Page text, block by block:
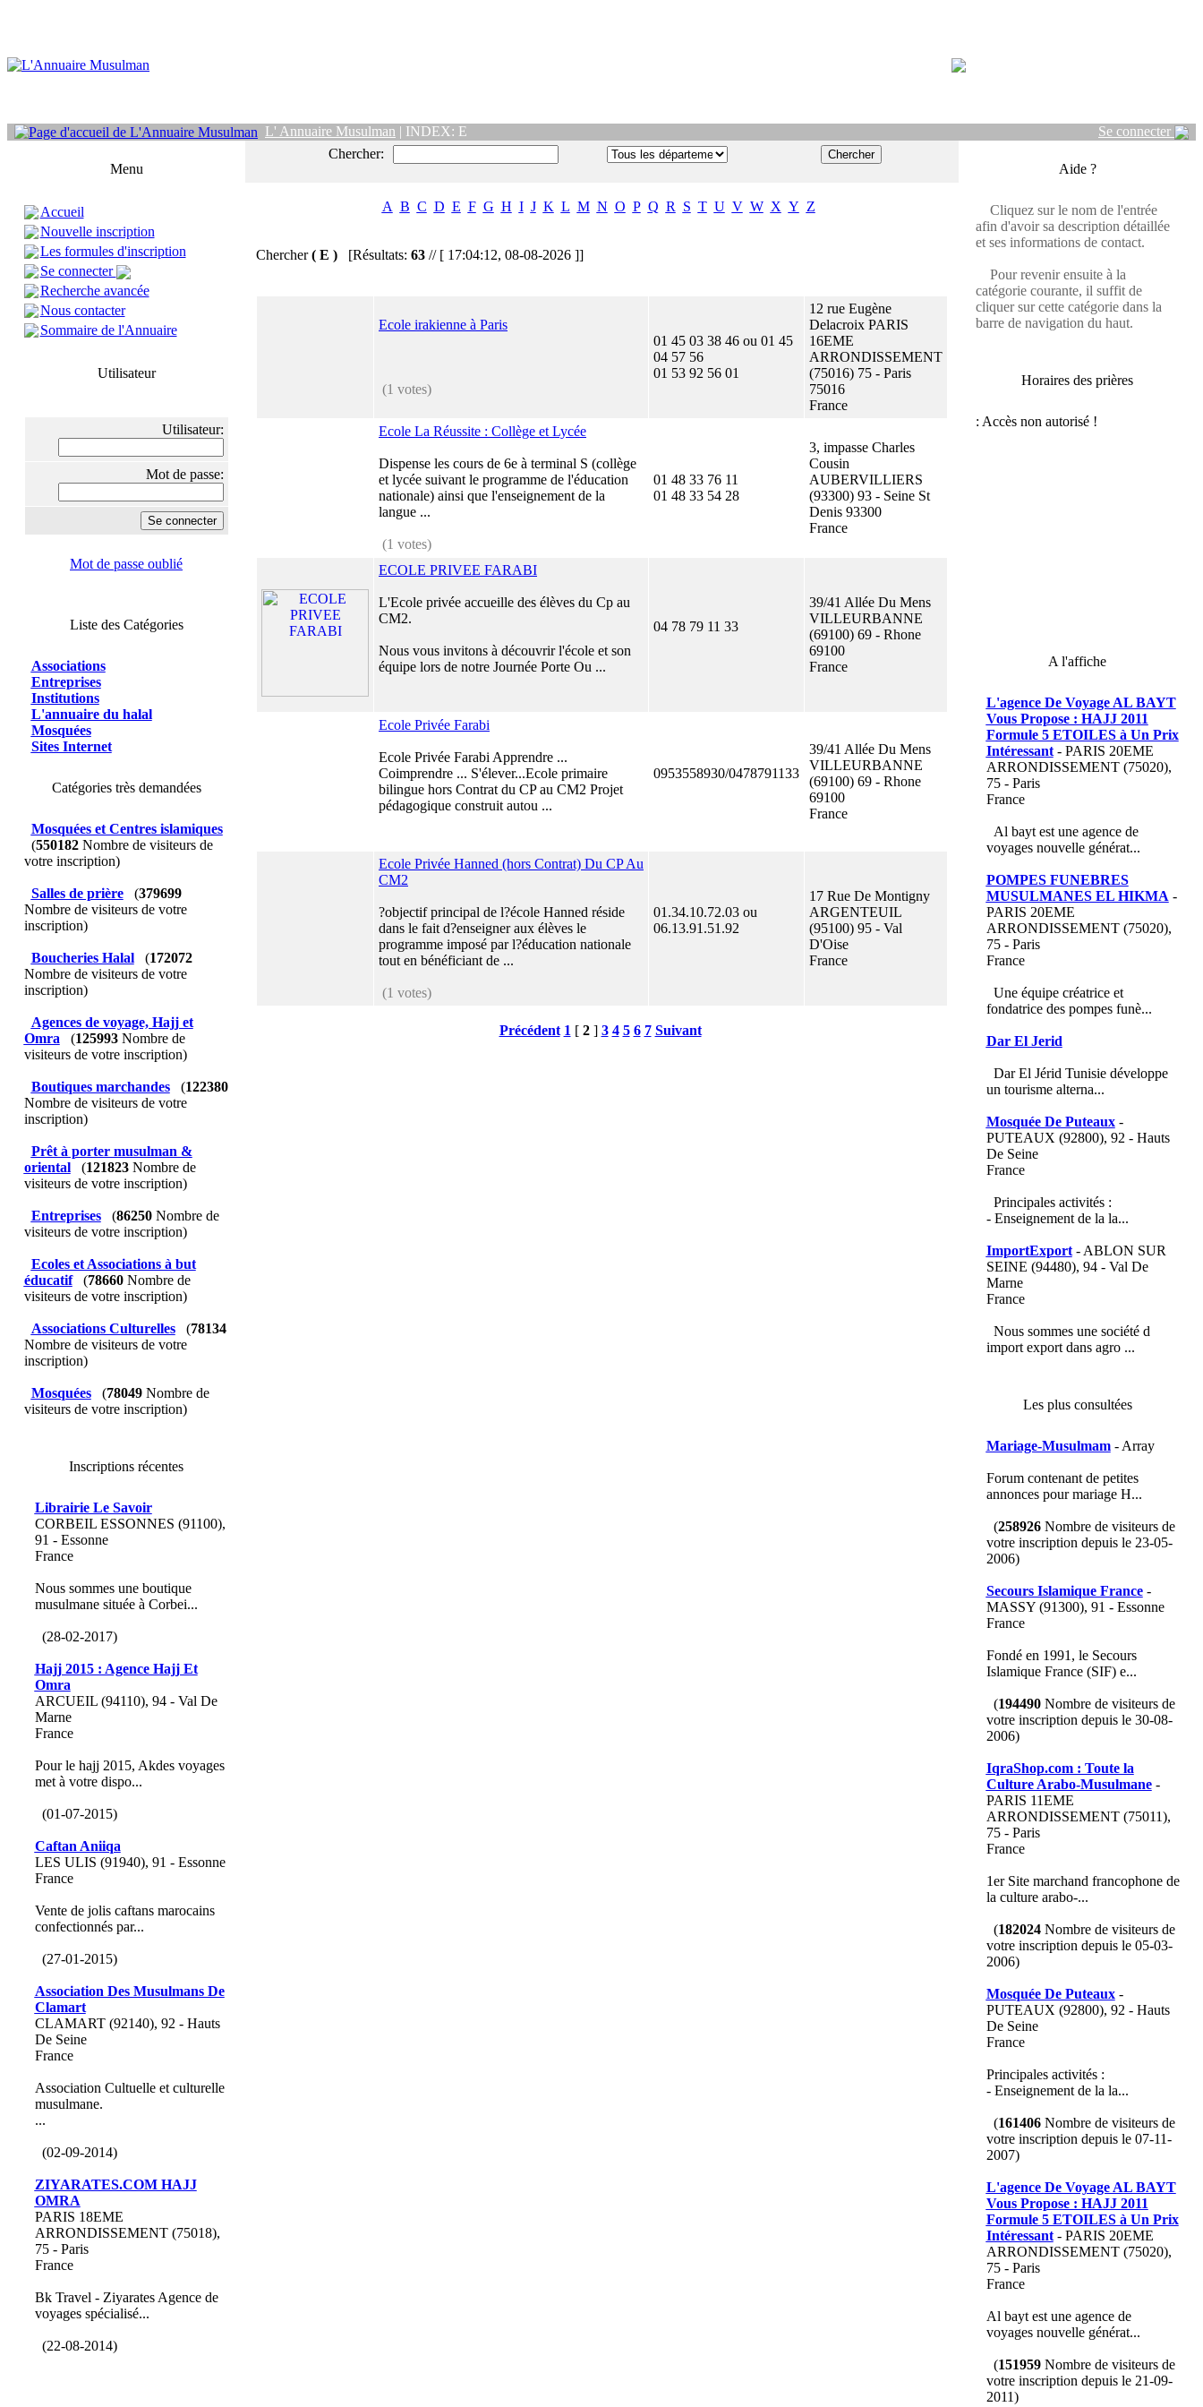
L' Annuaire Musulman | INDEX: E Se connecter
Menu
Accueil
Nouvelle inscription
Les formules d'inscription
Se connecter
Recherche avancée
Nous contacter
Sommaire de l'Annuaire
Utilisateur
Utilisateur:
Mot de passe:
Mot de passe oublié
Liste des Catégories
Associations
Entreprises
Institutions
L'annuaire du halal
Mosquées
Sites Internet
Catégories très demandées
Mosquées et Centres islamiques
(550182Nombre de visiteurs de
votre inscription)
Salles de prière (379699
Nombre de visiteurs de votre
inscription)
Boucheries Halal (172072
Nombre de visiteurs de votre
inscription)
Agences de voyage, Hajj et
Omra
(125993Nombre de
visiteurs de votre inscription)
Boutiques marchandes (122380
Nombre de visiteurs de votre
inscription)
Prêt à porter musulman &
oriental
(121823Nombre de
visiteurs de votre inscription)
Entreprises (86250Nombre de
visiteurs de votre inscription)
Ecoles et Associations à but
éducatif
(78660Nombre de
visiteurs de votre inscription)
Associations Culturelles (78134
Nombre de visiteurs de votre
inscription)
Mosquées (78049Nombre de
visiteurs de votre inscription)
Inscriptions récentes
Librairie Le Savoir
CORBEIL ESSONNES (91100),
91 - Essonne
France
Nous sommes une boutique
musulmane située à Corbei...
(28-02-2017)
Hajj 2015 : Agence Hajj Et
Omra
ARCUEIL (94110), 94 - Val De
Marne
France
Pour le hajj 2015, Akdes voyages
met à votre dispo...
(01-07-2015)
Caftan Aniiqa
LES ULIS (91940), 91 - Essonne
France
Vente de jolis caftans marocains
confectionnés par...
(27-01-2015)
Association Des Musulmans De
Clamart
CLAMART (92140), 92 - Hauts
De Seine
France
Association Cultuelle et culturelle
musulmane.
...
(02-09-2014)
ZIYARATES.COM HAJJ
OMRA
PARIS 18EME
ARRONDISSEMENT (75018),
75 - Paris
France
Bk Travel - Ziyarates Agence de
voyages spécialisé...
(22-08-2014)
Chercher:
A B C D E F G H I J K L M N O P Q R S T U V W X Y Z
Chercher( E ) [Résultats: 63 // [ 17:04:12, 08-08-2026 ]]
Ecole irakienne à Paris
(1 votes)
01 45 03 38 46 ou 01 45
04 57 56
01 53 92 56 01
12 rue Eugène
Delacroix PARIS
16EME
ARRONDISSEMENT
(75016) 75 - Paris
75016
France
Ecole La Réussite : Collège et Lycée
Dispense les cours de 6e à terminal S (collège
et lycée suivant le programme de l'éducation
nationale) ainsi que l'enseignement de la
langue ...
(1 votes)
01 48 33 76 11
01 48 33 54 28
3, impasse Charles
Cousin
AUBERVILLIERS
(93300) 93 - Seine St
Denis 93300
France
ECOLE PRIVEE FARABI
L'Ecole privée accueille des élèves du Cp au
CM2.
Nous vous invitons à découvrir l'école et son
équipe lors de notre Journée Porte Ou ...
04 78 79 11 33
39/41 Allée Du Mens
VILLEURBANNE
(69100) 69 - Rhone
69100
France
Ecole Privée Farabi
Ecole Privée Farabi Apprendre ...
Coimprendre ... S'élever...Ecole primaire
bilingue hors Contrat du CP au CM2 Projet
pédagogique construit autou ...
0953558930/0478791133
39/41 Allée Du Mens
VILLEURBANNE
(69100) 69 - Rhone
69100
France
Ecole Privée Hanned (hors Contrat) Du CP Au
CM2
?objectif principal de l?école Hanned réside
dans le fait d?enseigner aux élèves le
programme imposé par l?éducation nationale
tout en bénéficiant de ...
(1 votes)
01.34.10.72.03 ou
06.13.91.51.92
17 Rue De Montigny
ARGENTEUIL
(95100) 95 - Val
D'Oise
France
Précédent 1 [ 2] 3 4 5 6 7 Suivant
Aide ?
Cliquez sur le nom de l'entrée
afin d'avoir sa description détaillée
et ses informations de contact.
Pour revenir ensuite à la
catégorie courante, il suffit de
cliquer sur cette catégorie dans la
barre de navigation du haut.
Horaires des prières
A l'affiche
L'agence De Voyage AL BAYT
Vous Propose : HAJJ 2011
Formule 5 ETOILES à Un Prix
Intéressant- PARIS 20EME
ARRONDISSEMENT (75020),
75 - Paris
France
Al bayt est une agence de
voyages nouvelle générat...
POMPES FUNEBRES
MUSULMANES EL HIKMA -
PARIS 20EME
ARRONDISSEMENT (75020),
75 - Paris
France
Une équipe créatrice et
fondatrice des pompes funè...
Dar El Jerid
Dar El Jérid Tunisie développe
un tourisme alterna...
Mosquée De Puteaux-
PUTEAUX (92800), 92 - Hauts
De Seine
France
Principales activités :
- Enseignement de la la...
ImportExport- ABLON SUR
SEINE (94480), 94 - Val De
Marne
France
Nous sommes une société d
import export dans agro ...
Les plus consultées
Mariage-Musulmam- Array
Forum contenant de petites
annonces pour mariage H...
(258926Nombre de visiteurs de
votre inscription depuis le 23-05-
2006)
Secours Islamique France-
MASSY (91300), 91 - Essonne
France
Fondé en 1991, le Secours
Islamique France (SIF) e...
(194490Nombre de visiteurs de
votre inscription depuis le 30-08-
2006)
IqraShop.com : Toute la
Culture Arabo-Musulmane-
PARIS 11EME
ARRONDISSEMENT (75011),
75 - Paris
France
1er Site marchand francophone de
la culture arabo-...
(182024Nombre de visiteurs de
votre inscription depuis le 05-03-
2006)
Mosquée De Puteaux-
PUTEAUX (92800), 92 - Hauts
De Seine
France
Principales activités :
- Enseignement de la la...
(161406Nombre de visiteurs de
votre inscription depuis le 07-11-
2007)
L'agence De Voyage AL BAYT
Vous Propose : HAJJ 2011
Formule 5 ETOILES à Un Prix
Intéressant- PARIS 20EME
ARRONDISSEMENT (75020),
75 - Paris
France
Al bayt est une agence de
voyages nouvelle générat...
(151959Nombre de visiteurs de
votre inscription depuis le 21-09-
2011)